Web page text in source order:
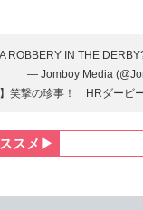
A ROBBERY IN THE
— Jomboy Media
】笑撃の珍事！ HRダービ
スメ▶︎